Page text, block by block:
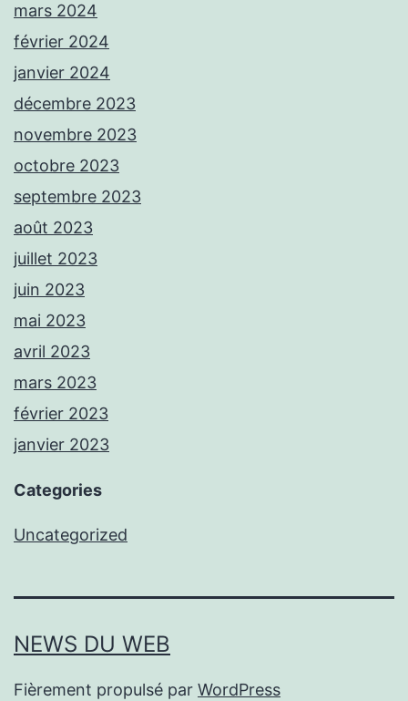
mars 2024
février 2024
janvier 2024
décembre 2023
novembre 2023
octobre 2023
septembre 2023
août 2023
juillet 2023
juin 2023
mai 2023
avril 2023
mars 2023
février 2023
janvier 2023
Categories
Uncategorized
NEWS DU WEB
Fièrement propulsé par WordPress